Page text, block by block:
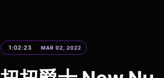
1:02:23 MAR 02, 2022